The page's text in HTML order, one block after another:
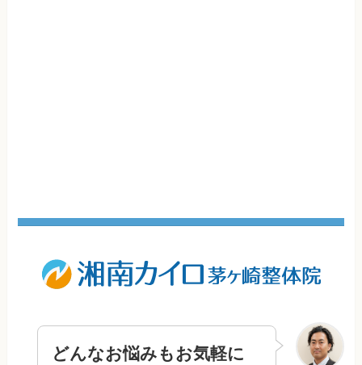
どんなお悩みもお気軽に